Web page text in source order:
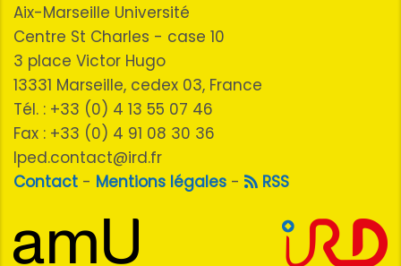
Aix-Marseille Université
Centre St Charles - case 10
3 place Victor Hugo
13331 Marseille, cedex 03, France
Tél. : +33 (0) 4 13 55 07 46
Fax : +33 (0) 4 91 08 30 36
lped.contact@ird.fr
Contact - Mentions légales - RSS